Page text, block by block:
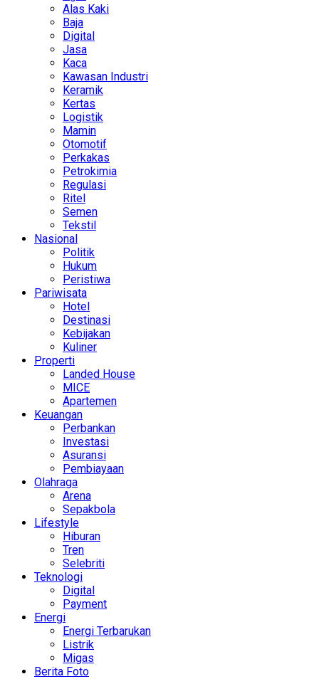
Alas Kaki
Baja
Digital
Jasa
Kaca
Kawasan Industri
Keramik
Kertas
Logistik
Mamin
Otomotif
Perkakas
Petrokimia
Regulasi
Ritel
Semen
Tekstil
Nasional
Politik
Hukum
Peristiwa
Pariwisata
Hotel
Destinasi
Kebijakan
Kuliner
Properti
Landed House
MICE
Apartemen
Keuangan
Perbankan
Investasi
Asuransi
Pembiayaan
Olahraga
Arena
Sepakbola
Lifestyle
Hiburan
Tren
Selebriti
Teknologi
Digital
Payment
Energi
Energi Terbarukan
Listrik
Migas
Berita Foto